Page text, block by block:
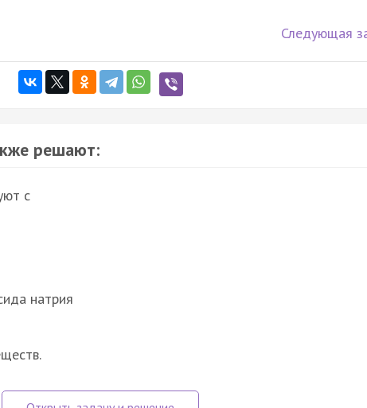
Следующая
решают:
с
натрия